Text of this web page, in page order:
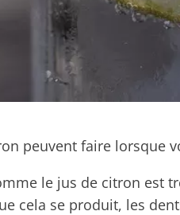
peuvent faire lorsque
le jus de citron est
cela se produit, les